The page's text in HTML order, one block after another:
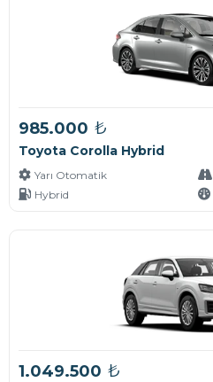
985.000 ₺
Toyota Corolla Hybrid
Yarı Otomatik
Hybrid
1.049.500 ₺